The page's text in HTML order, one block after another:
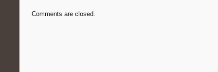
Comments are closed.